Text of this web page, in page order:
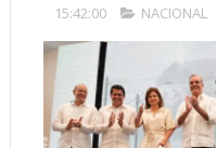
15:42:00 NACIONAL